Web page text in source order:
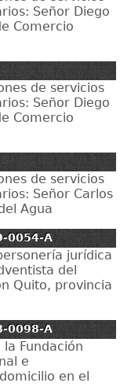
Señor Diego
Comercio
de servicios
Señor Diego
Comercio
de servicios
Señor Carlos
Agua
0054-A
jurídica
del
Quito, provincia
0098-A
Fundación
e
en el